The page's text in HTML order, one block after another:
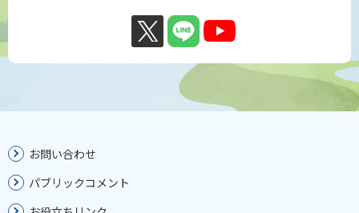
お問い合わせ
パブリックコメント